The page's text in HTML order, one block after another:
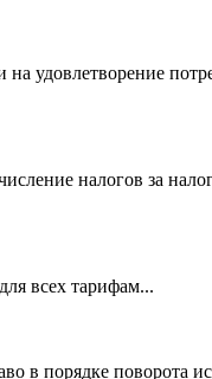
удовлетворение
налогов за
всех тарифам...
в порядке поворота